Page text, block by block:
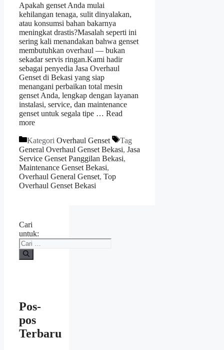
Apakah genset Anda mulai
kehilangan tenaga, sulit dinyalakan,
atau konsumsi bahan bakarnya
meningkat drastis?Masalah seperti ini
sering kali menandakan bahwa genset
membutuhkan overhaul — bukan
sekadar servis ringan.Kami hadir
sebagai penyedia Jasa Overhaul
Genset di Bekasi yang siap
menangani perbaikan total mesin
genset Anda, lengkap dengan layanan
instalasi, service, dan maintenance
genset untuk segala tipe … Read
more
Kategori Overhaul Genset
Tag
General Overhaul Genset Bekasi, Jasa
Service Genset Panggilan Bekasi,
Maintenance Genset Bekasi,
Overhaul General Genset, Top
Overhaul Genset Bekasi
Cari
untuk:
Pos-
pos
Terbaru